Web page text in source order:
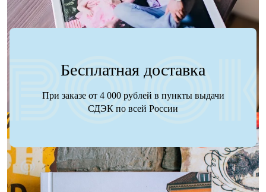
Бесплатная доставка
При заказе от 4 000 рублей в пункты выдачи
СДЭК по всей России